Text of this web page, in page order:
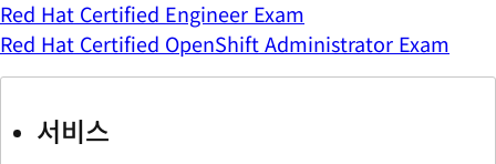
Red Hat Certified Engineer Exam
Red Hat Certified OpenShift Administrator Exam
서비스